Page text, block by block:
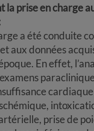
la prise en charge
a été conduite
aux données
En effet,
prise de